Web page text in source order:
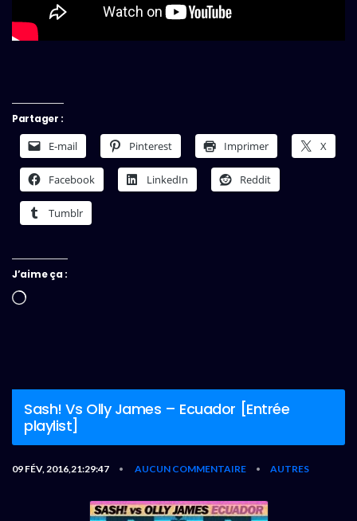
Partager :
E-mail Pinterest Imprimer X
Facebook LinkedIn Reddit
Tumblr
J’aime ça :
Chargement…
Sash! Vs Olly James – Ecuador [Entrée
playlist]
09 FÉV, 2016,21:29:47 • AUCUN COMMENTAIRE • AUTRES